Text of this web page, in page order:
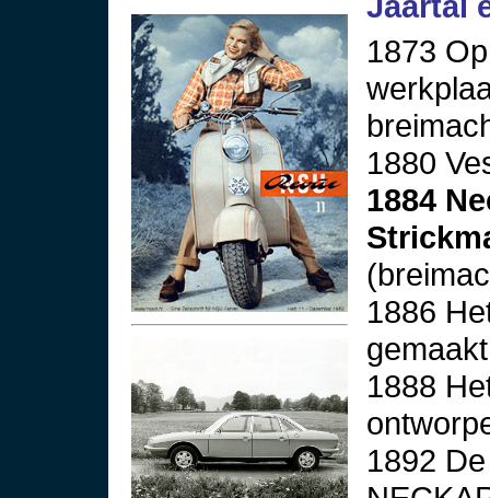
1873
1880
1884
1886
gemaakt
1888
1892